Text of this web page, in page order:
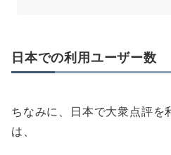
日本での利用ユーザー数
ちなみに、日本で大衆点評を
は、